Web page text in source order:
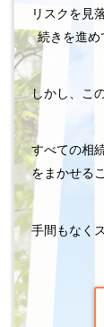
リスクを見
続きを進め
しかし、こ
すべての相
をまかせる
手間もなく